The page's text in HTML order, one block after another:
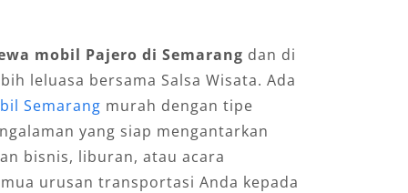
mobil Pajero di Semarang dan di
leluasa bersama Salsa Wisata. Ada
Semarang murah dengan tipe
yang siap mengantarkan
bisnis, liburan, atau acara
urusan transportasi Anda kepada